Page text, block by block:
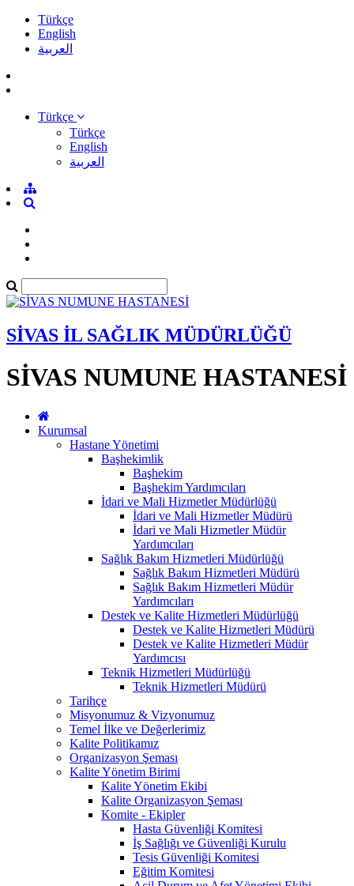
Türkçe
English
العربية
Türkçe
Türkçe
English
العربية
SİVAS İL SAĞLIK MÜDÜRLÜĞÜ
SİVAS NUMUNE HASTANESİ
Kurumsal
Hastane Yönetimi
Başhekimlik
Başhekim
Başhekim Yardımcıları
İdari ve Mali Hizmetler Müdürlüğü
İdari ve Mali Hizmetler Müdürü
İdari ve Mali Hizmetler Müdür
Yardımcıları
Sağlık Bakım Hizmetleri Müdürlüğü
Sağlık Bakım Hizmetleri Müdürü
Sağlık Bakım Hizmetleri Müdür
Yardımcıları
Destek ve Kalite Hizmetleri Müdürlüğü
Destek ve Kalite Hizmetleri Müdürü
Destek ve Kalite Hizmetleri Müdür
Yardımcısı
Teknik Hizmetleri Müdürlüğü
Teknik Hizmetleri Müdürü
Tarihçe
Misyonumuz & Vizyonumuz
Temel İlke ve Değerlerimiz
Kalite Politikamız
Organizasyon Şeması
Kalite Yönetim Birimi
Kalite Yönetim Ekibi
Kalite Organizasyon Şeması
Komite - Ekipler
Hasta Güvenliği Komitesi
İş Sağlığı ve Güvenliği Kurulu
Tesis Güvenliği Komitesi
Eğitim Komitesi